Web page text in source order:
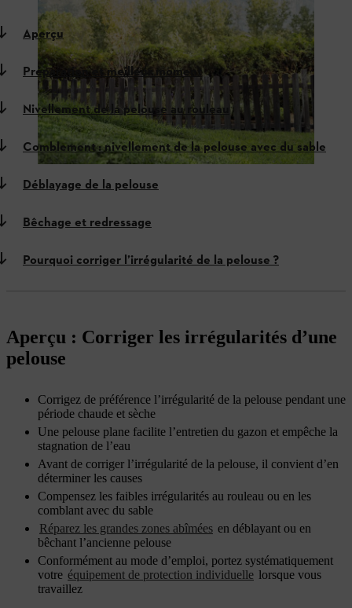
d’une pelouse
Aperçu
Préparation et meilleur moment
Nivellement de la pelouse au rouleau
Comblement : nivellement de la pelouse avec du sable
Déblayage de la pelouse
Bêchage et redressage
Pourquoi corriger l’irrégularité de la pelouse ?
Aperçu : Corriger les irrégularités d’une
pelouse
Corrigez de préférence l’irrégularité de la pelouse pendant une
période chaude et sèche
Une pelouse plane facilite l’entretien du gazon et empêche la
stagnation de l’eau
Avant de corriger l’irrégularité de la pelouse, il convient d’en
déterminer les causes
Compensez les faibles irrégularités au rouleau ou en les
comblant avec du sable
Réparez les grandes zones abîmées en déblayant ou en
bêchant l’ancienne pelouse
Conformément au mode d’emploi, portez systématiquement
votre équipement de protection individuelle lorsque vous
travaillez